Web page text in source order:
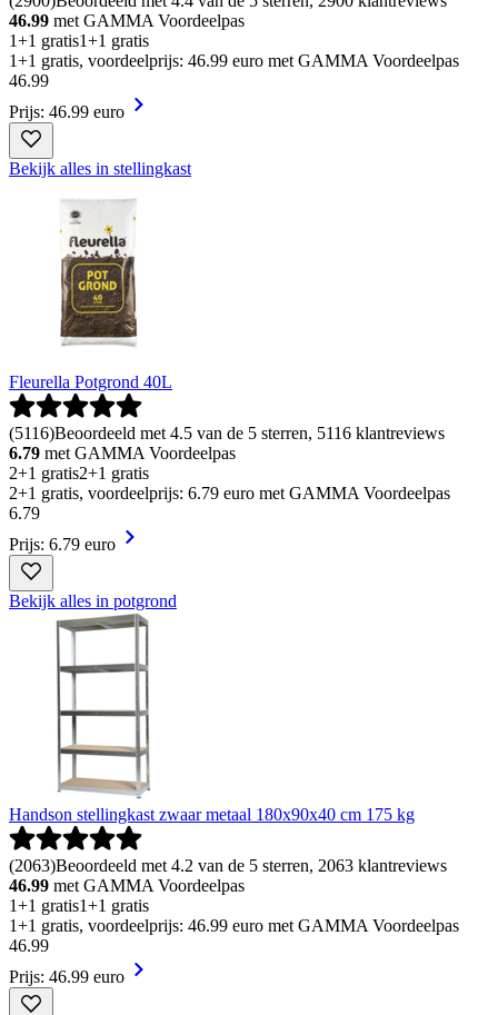
46.99 met GAMMA Voordeelpas
1+1 gratis1+1 gratis
1+1 gratis, voordeelprijs: 46.99 euro met GAMMA Voordeelpas
46.99
Prijs: 46.99 euro
Bekijk alles in stellingkast
Fleurella Potgrond 40L
(5116)Beoordeeld met 4.5 van de 5 sterren, 5116 klantreviews
6.79 met GAMMA Voordeelpas
2+1 gratis2+1 gratis
2+1 gratis, voordeelprijs: 6.79 euro met GAMMA Voordeelpas
6.79
Prijs: 6.79 euro
Bekijk alles in potgrond
Handson stellingkast zwaar metaal 180x90x40 cm 175 kg
(2063)Beoordeeld met 4.2 van de 5 sterren, 2063 klantreviews
46.99 met GAMMA Voordeelpas
1+1 gratis1+1 gratis
1+1 gratis, voordeelprijs: 46.99 euro met GAMMA Voordeelpas
46.99
Prijs: 46.99 euro